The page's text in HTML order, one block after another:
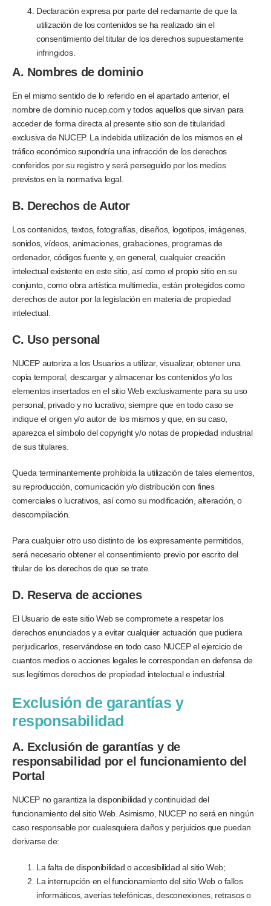
Declaración expresa por parte del reclamante de que la
utilización de los contenidos se ha realizado sin el
consentimiento del titular de los derechos supuestamente
infringidos.
A. Nombres de dominio
En el mismo sentido de lo referido en el apartado anterior, el
nombre de dominio nucep.com y todos aquellos que sirvan para
acceder de forma directa al presente sitio son de titularidad
exclusiva de NUCEP. La indebida utilización de los mismos en el
tráfico económico supondría una infracción de los derechos
conferidos por su registro y será perseguido por los medios
previstos en la normativa legal.
B. Derechos de Autor
Los contenidos, textos, fotografías, diseños, logotipos, imágenes,
sonidos, vídeos, animaciones, grabaciones, programas de
ordenador, códigos fuente y, en general, cualquier creación
intelectual existente en este sitio, así como el propio sitio en su
conjunto, como obra artística multimedia, están protegidos como
derechos de autor por la legislación en materia de propiedad
intelectual.
C. Uso personal
NUCEP autoriza a los Usuarios a utilizar, visualizar, obtener una
copia temporal, descargar y almacenar los contenidos y/o los
elementos insertados en el sitio Web exclusivamente para su uso
personal, privado y no lucrativo; siempre que en todo caso se
indique el origen y/o autor de los mismos y que, en su caso,
aparezca el símbolo del copyright y/o notas de propiedad industrial
de sus titulares.
Queda terminantemente prohibida la utilización de tales elementos,
su reproducción, comunicación y/o distribución con fines
comerciales o lucrativos, así como su modificación, alteración, o
descompilación.
Para cualquier otro uso distinto de los expresamente permitidos,
será necesario obtener el consentimiento previo por escrito del
titular de los derechos de que se trate.
D. Reserva de acciones
El Usuario de este sitio Web se compromete a respetar los
derechos enunciados y a evitar cualquier actuación que pudiera
perjudicarlos, reservándose en todo caso NUCEP el ejercicio de
cuantos medios o acciones legales le correspondan en defensa de
sus legítimos derechos de propiedad intelectual e industrial.
Exclusión de garantías y
responsabilidad
A. Exclusión de garantías y de
responsabilidad por el funcionamiento del
Portal
NUCEP no garantiza la disponibilidad y continuidad del
funcionamiento del sitio Web. Asimismo, NUCEP no será en ningún
caso responsable por cualesquiera daños y perjuicios que puedan
derivarse de:
La falta de disponibilidad o accesibilidad al sitio Web;
La interrupción en el funcionamiento del sitio Web o fallos
informáticos, averías telefónicas, desconexiones, retrasos o